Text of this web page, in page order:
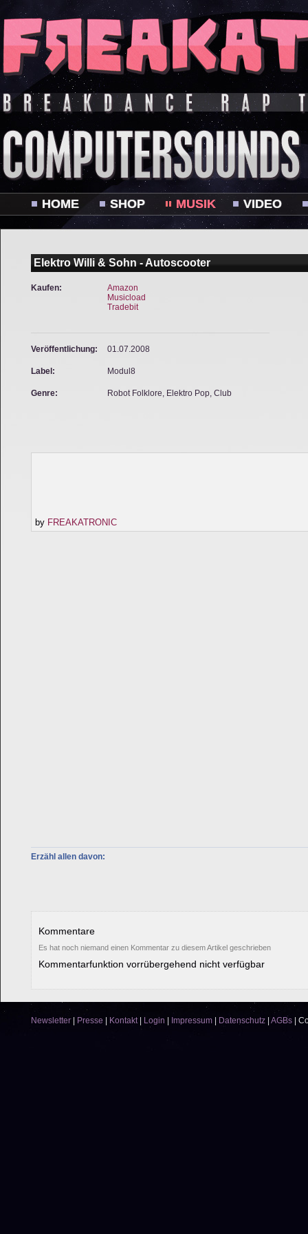
HOME SHOP MUSIK VIDEO
Elektro Willi & Sohn - Autoscooter
Kaufen:
Amazon
Musicload
Tradebit
Veröffentlichung: 01.07.2008
Label: Modul8
Genre: Robot Folklore, Elektro Pop, Club
by FREAKATRONIC
Erzähl allen davon:
Kommentare
Es hat noch niemand einen Kommentar zu diesem Artikel geschrieben
Kommentarfunktion vorrübergehend nicht verfügbar
Newsletter| Presse Kontakt| Login Impressum Datenschutz AGBs